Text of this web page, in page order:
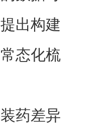
出构建
态化梳
药差异